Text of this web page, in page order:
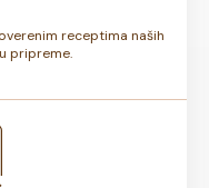
receptima naših
pripreme.